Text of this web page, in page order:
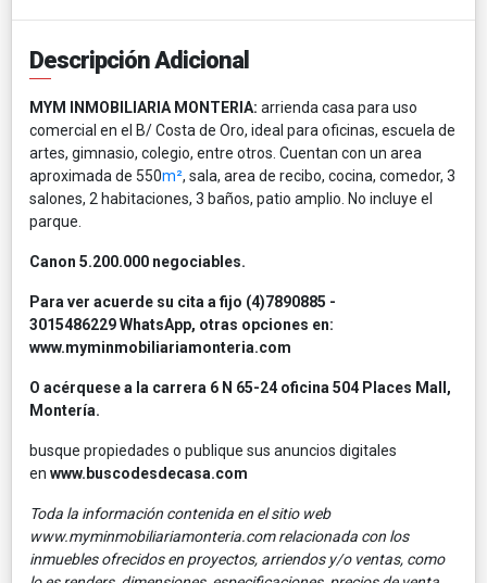
Descripción Adicional
MYM INMOBILIARIA MONTERIA: arrienda casa para uso
comercial en el B/ Costa de Oro, ideal para oficinas, escuela de
artes, gimnasio, colegio, entre otros. Cuentan con un area
aproximada de 550m², sala, area de recibo, cocina, comedor, 3
salones, 2 habitaciones, 3 baños, patio amplio. No incluye el
parque.
Canon 5.200.000 negociables.
Para ver acuerde su cita a fijo (4)7890885 -
3015486229 WhatsApp, otras opciones en:
www.myminmobiliariamonteria.com
O acérquese a la carrera 6 N 65-24 oficina 504 Places Mall,
Montería.
busque propiedades o publique sus anuncios digitales
en www.buscodesdecasa.com
Toda la información contenida en el sitio web
www.myminmobiliariamonteria.com relacionada con los
inmuebles ofrecidos en proyectos, arriendos y/o ventas, como